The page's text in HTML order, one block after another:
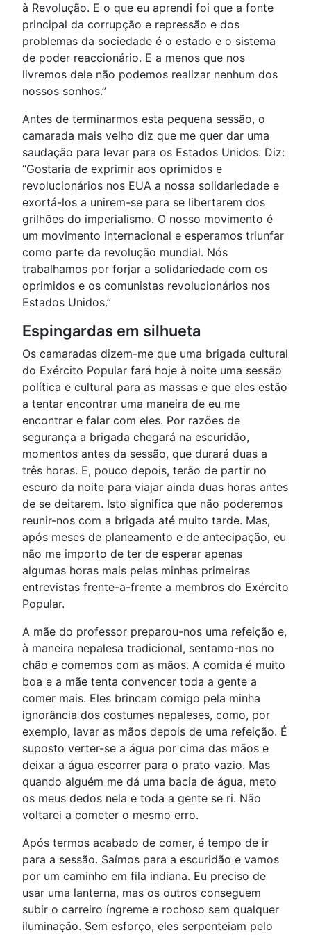
à Revolução. E o que eu aprendi foi que a fonte
principal da corrupção e repressão e dos
problemas da sociedade é o estado e o sistema
de poder reaccionário. E a menos que nos
livremos dele não podemos realizar nenhum dos
nossos sonhos.”
Antes de terminarmos esta pequena sessão, o
camarada mais velho diz que me quer dar uma
saudação para levar para os Estados Unidos. Diz:
“Gostaria de exprimir aos oprimidos e
revolucionários nos EUA a nossa solidariedade e
exortá-los a unirem-se para se libertarem dos
grilhões do imperialismo. O nosso movimento é
um movimento internacional e esperamos triunfar
como parte da revolução mundial. Nós
trabalhamos por forjar a solidariedade com os
oprimidos e os comunistas revolucionários nos
Estados Unidos.”
Espingardas em silhueta
Os camaradas dizem-me que uma brigada cultural
do Exército Popular fará hoje à noite uma sessão
política e cultural para as massas e que eles estão
a tentar encontrar uma maneira de eu me
encontrar e falar com eles. Por razões de
segurança a brigada chegará na escuridão,
momentos antes da sessão, que durará duas a
três horas. E, pouco depois, terão de partir no
escuro da noite para viajar ainda duas horas antes
de se deitarem. Isto significa que não poderemos
reunir-nos com a brigada até muito tarde. Mas,
após meses de planeamento e de antecipação, eu
não me importo de ter de esperar apenas
algumas horas mais pelas minhas primeiras
entrevistas frente-a-frente a membros do Exército
Popular.
A mãe do professor preparou-nos uma refeição e,
à maneira nepalesa tradicional, sentamo-nos no
chão e comemos com as mãos. A comida é muito
boa e a mãe tenta convencer toda a gente a
comer mais. Eles brincam comigo pela minha
ignorância dos costumes nepaleses, como, por
exemplo, lavar as mãos depois de uma refeição. É
suposto verter-se a água por cima das mãos e
deixar a água escorrer para o prato vazio. Mas
quando alguém me dá uma bacia de água, meto
os meus dedos nela e toda a gente se ri. Não
voltarei a cometer o mesmo erro.
Após termos acabado de comer, é tempo de ir
para a sessão. Saímos para a escuridão e vamos
por um caminho em fila indiana. Eu preciso de
usar uma lanterna, mas os outros conseguem
subir o carreiro íngreme e rochoso sem qualquer
iluminação. Sem esforço, eles serpenteiam pelo